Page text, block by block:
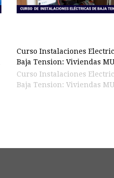
Curso Instalaciones
Baja Tension: Viviendas
Curso Instalaciones
Baja Tension: Viviendas